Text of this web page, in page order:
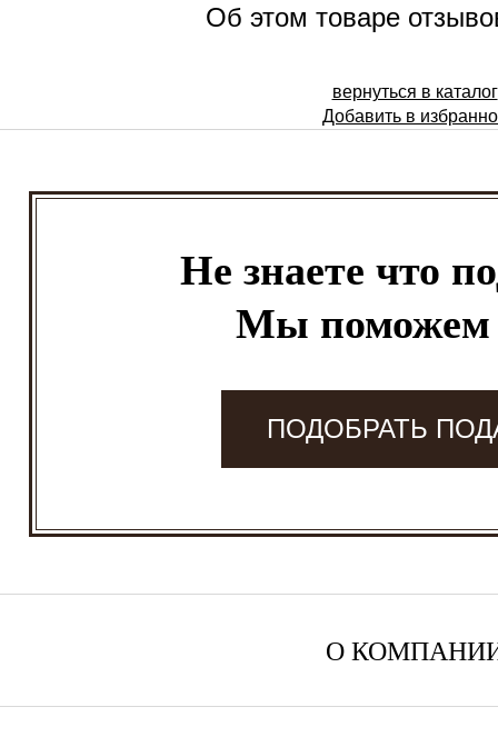
Об этом товаре
вернуться в каталог
Добавить в
Не знаете что
Мы
ПОДОБРАТЬ
О